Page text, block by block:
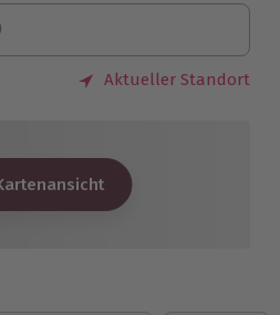
Aktueller Standort